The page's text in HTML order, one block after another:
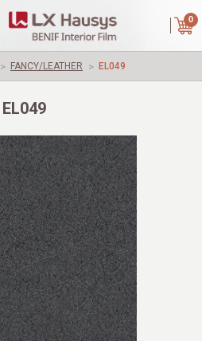
ไทย English
REGISTER
0
> FANCY/LEATHER > EL049
EL049